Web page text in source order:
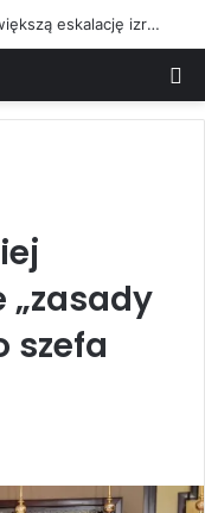
Siły pokojowe ONZ odnotowały największą eskalację izraelskich działań w Libanie od czasu zawieszenia broni w czerwcu
szefa